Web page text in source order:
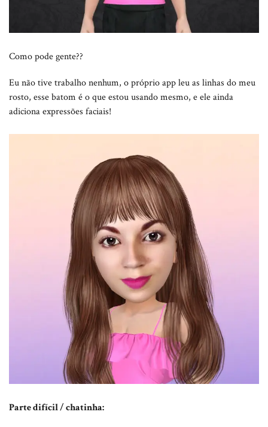
Como pode gente??
Eu não tive trabalho nenhum, o próprio app leu as linhas do meu
rosto, esse batom é o que estou usando mesmo, e ele ainda
adiciona expressões faciais!
Parte difícil / chatinha: